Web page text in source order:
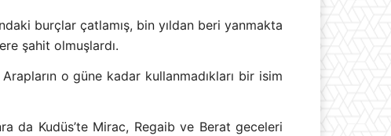
burçlar çatlamış, bin yıldan beri yanmakta
şahit olmuşlardı.
o güne kadar kullanmadıkları bir isim
da Kudüs’te Mirac, Regaib ve Berat geceleri